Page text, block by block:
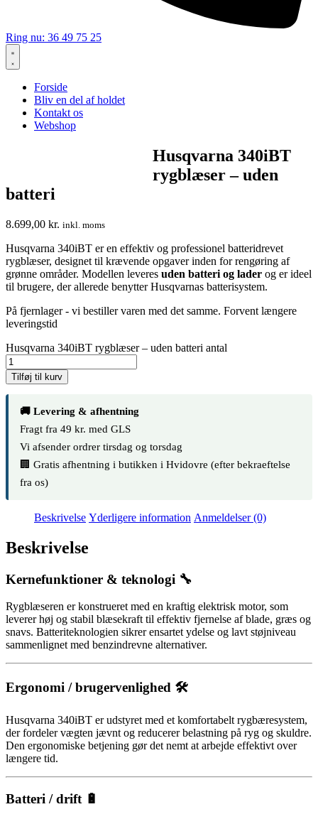
Ring nu: 36 49 75 25
Forside
Bliv en del af holdet
Kontakt os
Webshop
Husqvarna 340iBT
rygblæser – uden
batteri
8.699,00 kr. inkl. moms
Husqvarna 340iBT er en effektiv og professionel batteridrevet
rygblæser, designet til krævende opgaver inden for rengøring af
grønne områder. Modellen leveres uden batteri og lader og er ideel
til brugere, der allerede benytter Husqvarnas batterisystem.
På fjernlager - vi bestiller varen med det samme. Forvent længere
leveringstid
Husqvarna 340iBT rygblæser – uden batteri antal
Tilføj til kurv
🚚 Levering & afhentning
Fragt fra 49 kr. med GLS
Vi afsender ordrer tirsdag og torsdag
🏢 Gratis afhentning i butikken i Hvidovre (efter bekraeftelse
fra os)
Beskrivelse Yderligere information Anmeldelser (0)
Beskrivelse
Kernefunktioner & teknologi 🔧
Rygblæseren er konstrueret med en kraftig elektrisk motor, som
leverer høj og stabil blæsekraft til effektiv fjernelse af blade, græs og
snavs. Batteriteknologien sikrer ensartet ydelse og lavt støjniveau
sammenlignet med benzindrevne alternativer.
Ergonomi / brugervenlighed 🛠️
Husqvarna 340iBT er udstyret med et komfortabelt rygbæresystem,
der fordeler vægten jævnt og reducerer belastning på ryg og skuldre.
Den ergonomiske betjening gør det nemt at arbejde effektivt over
længere tid.
Batteri / drift 🔋